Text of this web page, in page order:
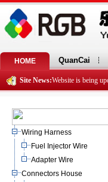
HOME QuanCai
Site News:Website is being
Wiring Harness
Fuel Injector Wire
Adapter Wire
Connectors House